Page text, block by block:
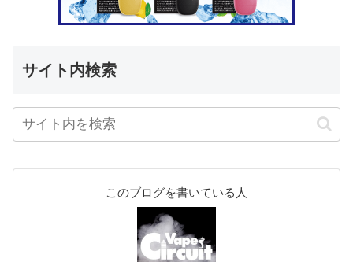
サイト内検索
このブログを書いている人